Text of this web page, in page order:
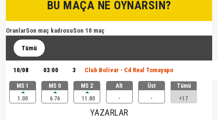
BU MAÇA NE OYNARSIN?
OranlarSon maç kadrosuSon 10 maç
Tümü
10/08 03:00 3 Club Bolivar - Cd Real Tomayapo
MS 1
1.00
MS 0
6.76
MS 2
11.80
Alt
-
Üst
-
Tümü
+17
YAZARLAR